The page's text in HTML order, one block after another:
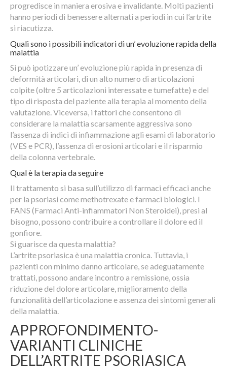
progredisce in maniera erosiva e invalidante. Molti pazienti
hanno periodi di benessere alternati a periodi in cui l’artrite
si riacutizza.
Quali sono i possibili indicatori di un’ evoluzione rapida della
malattia
Si può ipotizzare un’ evoluzione più rapida in presenza di
deformità articolari, di un alto numero di articolazioni
colpite (oltre 5 articolazioni interessate e tumefatte) e del
tipo di risposta del paziente alla terapia al momento della
valutazione. Viceversa, i fattori che consentono di
considerare la malattia scarsamente aggressiva sono
l’assenza di indici di infiammazione agli esami di laboratorio
(VES e PCR), l’assenza di erosioni articolari e il risparmio
della colonna vertebrale.
Qual è la terapia da seguire
Il trattamento si basa sull’utilizzo di farmaci efficaci anche
per la psoriasi come methotrexate e farmaci biologici. I
FANS (Farmaci Anti-infiammatori Non Steroidei), presi al
bisogno, possono contribuire a controllare il dolore ed il
gonfiore.
Si guarisce da questa malattia?
L’artrite psoriasica è una malattia cronica. Tuttavia, i
pazienti con minimo danno articolare, se adeguatamente
trattati, possono andare incontro a remissione, ossia
riduzione del dolore articolare, miglioramento della
funzionalità dell’articolazione e assenza dei sintomi generali
della malattia.
APPROFONDIMENTO-
VARIANTI CLINICHE
DELL’ARTRITE PSORIASICA